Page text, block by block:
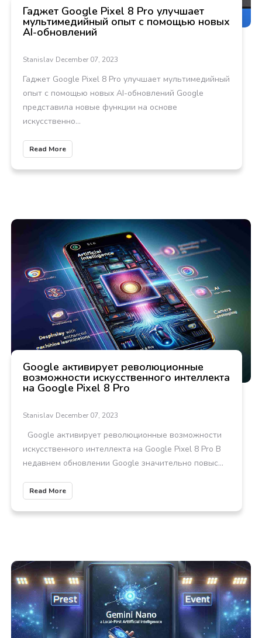
Гаджет Google Pixel 8 Pro улучшает
мультимедийный опыт с помощью новых
AI-обновлений
Stanislav December 07, 2023
Гаджет Google Pixel 8 Pro улучшает мультимедийный
опыт с помощью новых AI-обновлений Google
представила новые функции на основе
искусственно...
Read More
Google активирует революционные
возможности искусственного интеллекта
на Google Pixel 8 Pro
Stanislav December 07, 2023
Google активирует революционные возможности
искусственного интеллекта на Google Pixel 8 Pro В
недавнем обновлении Google значительно повыс...
Read More